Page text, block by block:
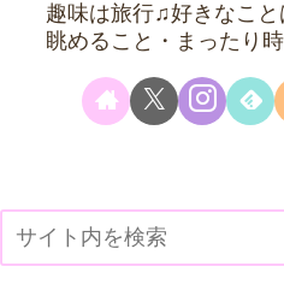
趣味は旅行♫好きなこと
眺めること・まったり時